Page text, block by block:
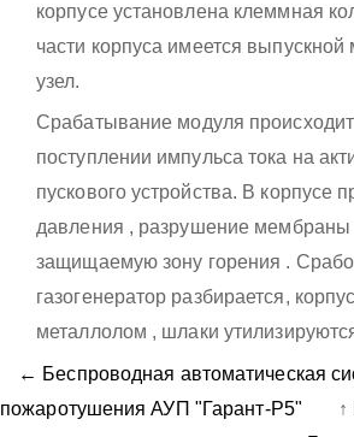
корпусе установлена клеммная
части корпуса имеется
узел.
Срабатывание модуля
поступлении импульса тока на
пускового устройства. В корпусе
давления , разрушение
защищаемую зону горения .
газогенератор разбирается,
металлолом , шлаки
← Беспроводная автоматическая
пожаротушения АУП "Гарант-Р5"
↑